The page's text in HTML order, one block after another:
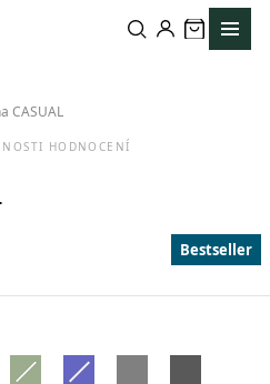
CASUAL
HODNOCENÍ
Bestseller